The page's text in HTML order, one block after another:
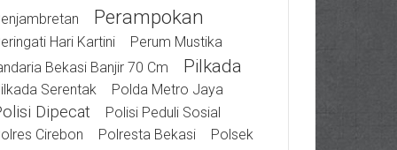
Perampokan
Hari Kartini
Perum Mustika
Bekasi Banjir 70 Cm
Pilkada
Serentak Polda Metro Jaya
Dipecat
Polisi Peduli Sosial
Cirebon
Polresta Bekasi
Polsek